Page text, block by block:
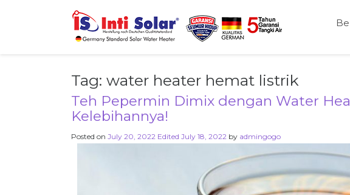
Tag: water heater hemat listrik
Teh Pepermin Dimix dengan Water
Kelebihannya!
Posted on July 20, 2022 Edited July 18, 2022 by admingogo